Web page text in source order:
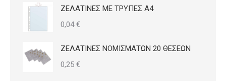
ΖΕΛΑΤΙΝΕΣ ΜΕ ΤΡΥΠΕΣ Α4
0,04€
ΖΕΛΑΤΙΝΕΣ ΝΟΜΙΣΜΑΤΩΝ 20 ΘΕΣΕΩΝ
0,25 €